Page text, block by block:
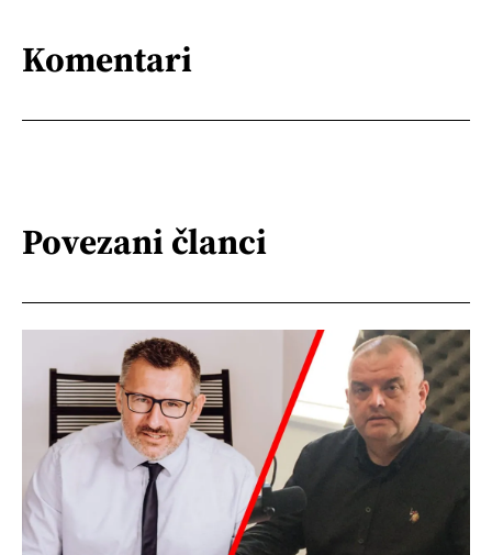
Komentari
Povezani članci